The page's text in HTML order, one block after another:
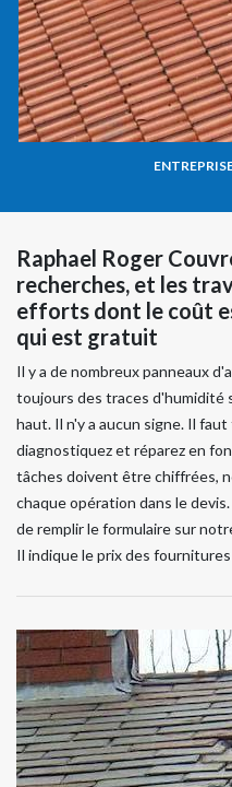
Raphael Roger
recherches, et les
efforts dont le coût
qui est gratuit
Il y a de nombreux panneaux
toujours des traces d'humidité
haut. Il n'y a aucun signe. Il
diagnostiquez et réparez en
tâches doivent être chiffrées,
chaque opération dans le
de remplir le formulaire sur
Il indique le prix des